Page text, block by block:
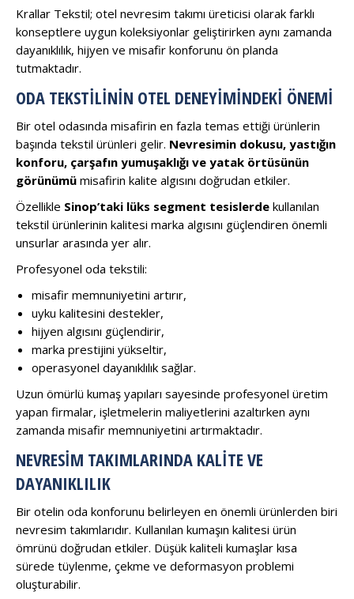
Krallar Tekstil; otel nevresim takımı üreticisi olarak farklı
konseptlere uygun koleksiyonlar geliştirirken aynı zamanda
dayanıklılık, hijyen ve misafir konforunu ön planda
tutmaktadır.
ODA TEKSTILININ OTEL DENEYIMINDEKI ÖNEMI
Bir otel odasında misafirin en fazla temas ettiği ürünlerin
başında tekstil ürünleri gelir. Nevresimin dokusu, yastığın
konforu, çarşafın yumuşaklığı ve yatak örtüsünün
görünümü misafirin kalite algısını doğrudan etkiler.
Özellikle Sinop’taki lüks segment tesislerde kullanılan
tekstil ürünlerinin kalitesi marka algısını güçlendiren önemli
unsurlar arasında yer alır.
Profesyonel oda tekstili:
misafir memnuniyetini artırır,
uyku kalitesini destekler,
hijyen algısını güçlendirir,
marka prestijini yükseltir,
operasyonel dayanıklılık sağlar.
Uzun ömürlü kumaş yapıları sayesinde profesyonel üretim
yapan firmalar, işletmelerin maliyetlerini azaltırken aynı
zamanda misafir memnuniyetini artırmaktadır.
NEVRESIM TAKIMLARINDA KALITE VE
DAYANIKLILIK
Bir otelin oda konforunu belirleyen en önemli ürünlerden biri
nevresim takımlarıdır. Kullanılan kumaşın kalitesi ürün
ömrünü doğrudan etkiler. Düşük kaliteli kumaşlar kısa
sürede tüylenme, çekme ve deformasyon problemi
oluşturabilir.